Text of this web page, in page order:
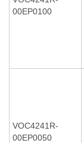
00EP0100
VOC4241R-
00EP0050